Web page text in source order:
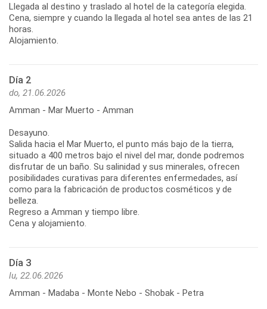
Llegada al destino y traslado al hotel de la categoría elegida.
Cena, siempre y cuando la llegada al hotel sea antes de las 21
horas.
Alojamiento.
Día 2
do, 21.06.2026
Amman - Mar Muerto - Amman
Desayuno.
Salida hacia el Mar Muerto, el punto más bajo de la tierra,
situado a 400 metros bajo el nivel del mar, donde podremos
disfrutar de un baño. Su salinidad y sus minerales, ofrecen
posibilidades curativas para diferentes enfermedades, así
como para la fabricación de productos cosméticos y de
belleza.
Regreso a Amman y tiempo libre.
Cena y alojamiento.
Día 3
lu, 22.06.2026
Amman - Madaba - Monte Nebo - Shobak - Petra